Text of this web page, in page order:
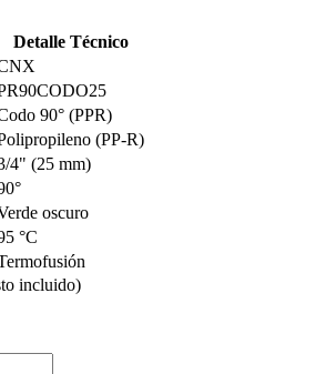
Detalle Técnico
90° (PPR)
(PP-R)
4" (25 mm)
oscuro
°C
incluido)